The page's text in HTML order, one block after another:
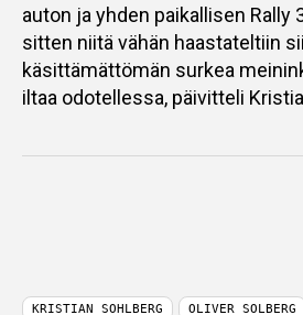
auton ja yhden paikallisen Rally
sitten niitä vähän haastateltiin
käsittämättömän surkea
iltaa odotellessa, päivitteli
KRISTIAN SOHLBERG OLIVER SOLBERG